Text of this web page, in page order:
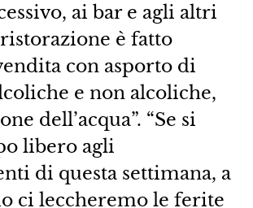
ai bar e agli altri
è fatto
con asporto di
e non alcoliche,
dell’acqua”. “Se si
libero agli
di questa settimana, a
ci leccheremo le ferite